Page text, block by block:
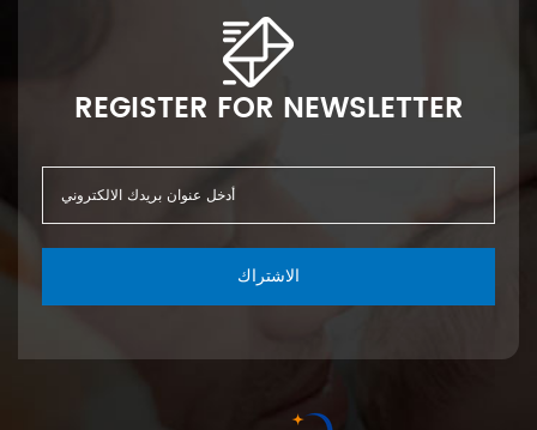
REGISTER FOR NEWSLETTER
الاشتراك